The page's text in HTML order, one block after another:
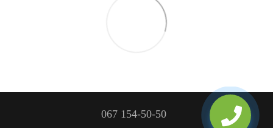
067 154-50-50